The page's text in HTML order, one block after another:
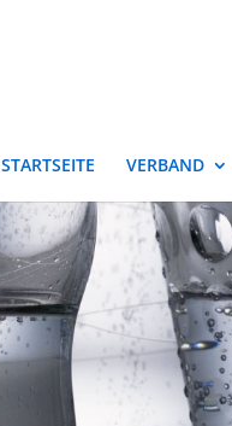
STARTSEITE VERBAND